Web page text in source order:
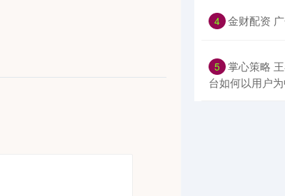
4 金财配资
5 掌心策略
台如何以用户